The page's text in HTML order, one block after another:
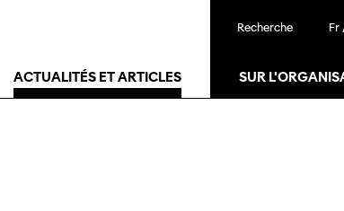
Recherche Fr
ACTUALITÉS ET ARTICLES SUR